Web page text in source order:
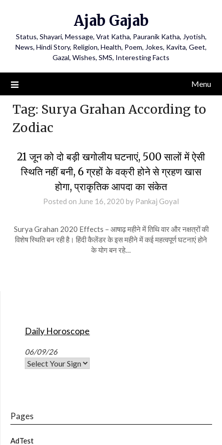
Ajab Gajab
Status, Shayari, Message, Vrat Katha, Pauranik Katha, Jyotish,
News, Hindi Story, Religion, Health, Poem, Jokes, Kavita, Geet,
Gazal, Wishes, SMS, Interesting Facts
Menu
Tag: Surya Grahan According to
Zodiac
21 जून को दो बड़ी खगोलीय घटनाएं, 500 सालों में ऐसी
स्थिति नहीं बनी, 6 ग्रहों के वक्री होने से ग्रहण खास
होगा, प्राकृतिक आपदा का संकेत
Posted on June 16, 2020 by Pankaj Goyal
Surya Grahan 2020 Effects – आषाढ़ महीने में तिथि वार और नक्षत्रों की
विशेष स्थिति बन रही है। हिंदी कैलेंडर के इस महीने में कई महत्वपूर्ण घटनाएं होने
के योग बन रहे…
Daily Horoscope
06/09/26
Pages
AdTest